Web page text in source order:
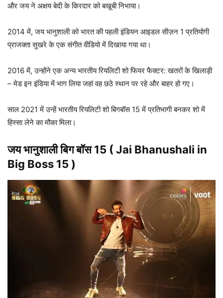
और जय ने अक्षय बेदी के किरदार को बखूबी निभाया।
2014 में, जय भानुशाली को भारत की पहली इंडियन आइडल सीज़न 1 प्रतियोगी
प्राजक्ता सुखरे के एक संगीत वीडियो में दिखाया गया था।
2016 में, उन्होंने एक अन्य भारतीय रियलिटी शो फियर फैक्टर: खतरों के खिलाड़ी
– मेड इन इंडिया में भाग लिया जहां वह छठे स्थान पर रहे और बाहर हो गए।
साल 2021 में उन्हें भारतीय रियलिटी शो बिगबॉस 15 में प्रतिभागी बनकर शो में
हिस्सा लेने का मौका मिला।
जय भानुशालीबिग बॉस 15 ( Jai Bhanushali in
Big Boss 15 )